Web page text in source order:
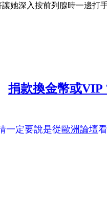
她深入按前列腺時一邊
捐款換金幣或VIP
一定要說是從歐洲論壇